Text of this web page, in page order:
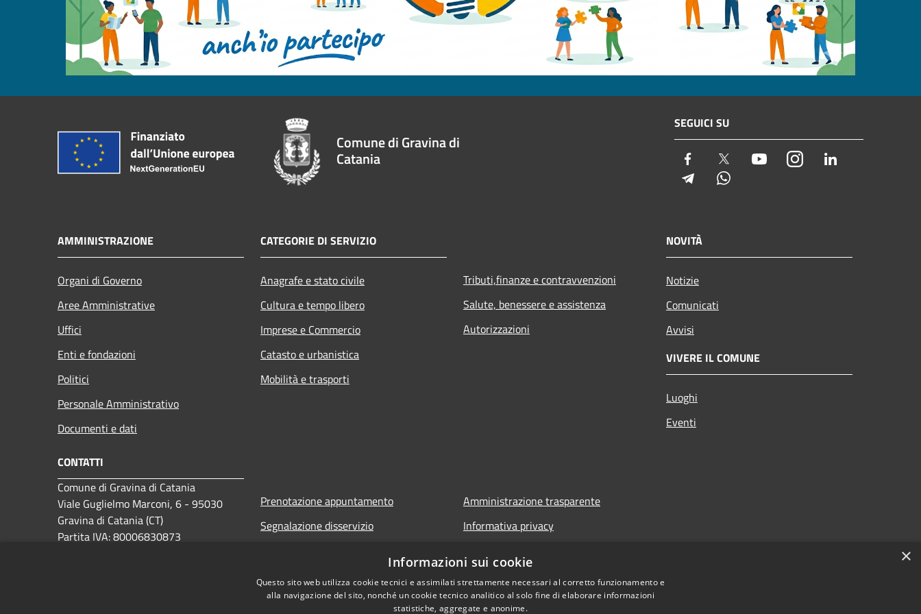
Comune di Gravina di
Catania
SEGUICI SU
Facebook Twitter YoutubeInstagram
Telegram
AMMINISTRAZIONE
Organi di Governo
Aree Amministrative
Uffici
Enti e fondazioni
Politici
Personale Amministrativo
Documenti e dati
CATEGORIE DI SERVIZIO
Anagrafe e stato civile
Cultura e tempo libero
Imprese e Commercio
Catasto e urbanistica
Mobilità e trasporti
Tributi,finanze e contravvenzioni
Salute, benessere e assistenza
Autorizzazioni
NOVITÀ
Notizie
Comunicati
Avvisi
VIVERE IL COMUNE
Luoghi
Eventi
CONTATTI
Comune di Gravina di Catania
Viale Guglielmo Marconi, 6 - 95030
Gravina di Catania (CT)
Partita IVA: 80006830873
Prenotazione appuntamento
Segnalazione disservizio
Richiesta assistenza
Amministrazione trasparente
Informativa privacy
Dichiarazione di accessibilità
×
Informazioni sui cookie
Questo sito web utilizza cookie tecnici e assimilati strettamente necessari al corretto funzionamento e
alla navigazione del sito, nonché un cookie tecnico analitico al solo fine di elaborare informazioni
statistiche, aggregate e anonime.